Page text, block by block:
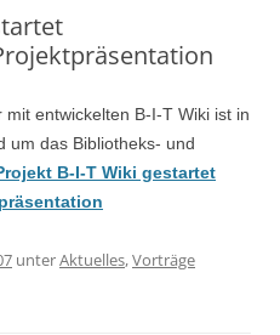
entwickelten B-I-T Wiki ist in
um das Bibliotheks- und
B-I-T Wiki gestartet
unterAktuelles,Vorträge